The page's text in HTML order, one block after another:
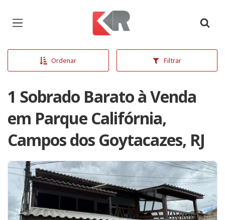
Página inicial
Ordenar Filtrar
1 Sobrado Barato à Venda
em Parque Califórnia,
Campos dos Goytacazes, RJ